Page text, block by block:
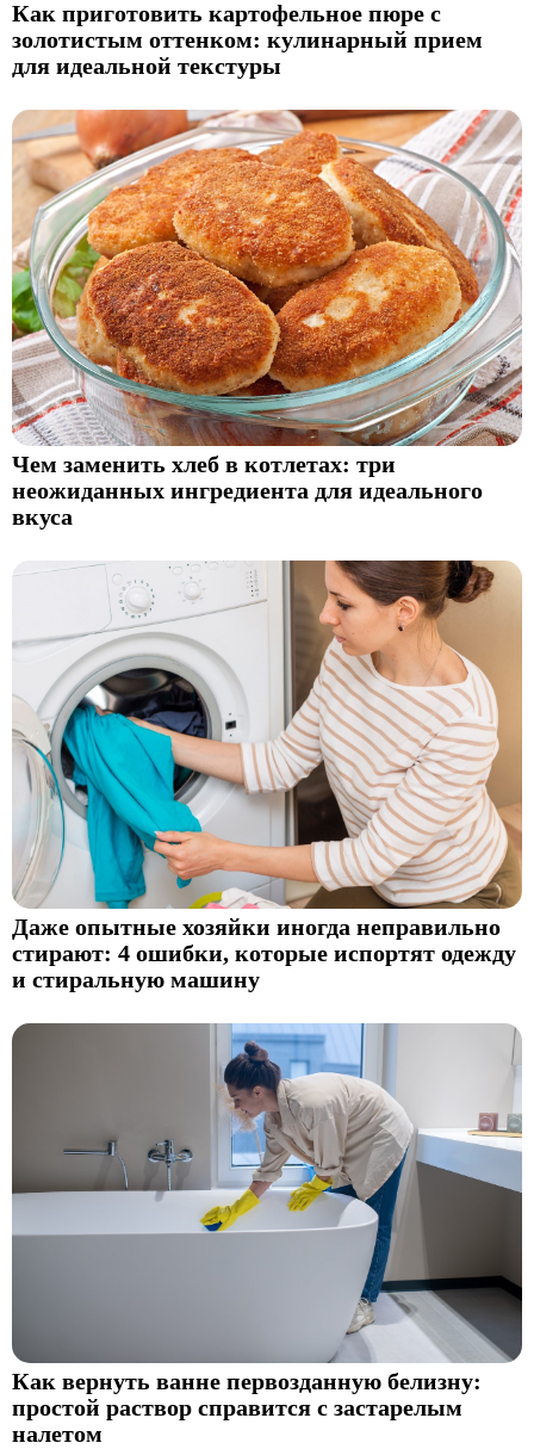
Как приготовить картофельное пюре с
золотистым оттенком: кулинарный прием
для идеальной текстуры
Чем заменить хлеб в котлетах: три
неожиданных ингредиента для идеального
вкуса
Даже опытные хозяйки иногда неправильно
стирают: 4 ошибки, которые испортят одежду
и стиральную машину
Как вернуть ванне первозданную белизну:
простой раствор справится с застарелым
налетом